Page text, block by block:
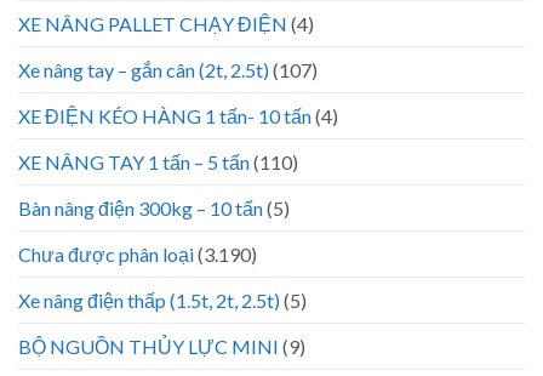
XE NÂNG PALLET CHẠY ĐIỆN (4)
Xe nâng tay – gắn cân (2t, 2.5t)(107)
XE ĐIỆN KÉO HÀNG 1 tấn- 10 tấn(4)
XE NÂNG TAY 1 tấn – 5 tấn(110)
Bàn nâng điện 300kg – 10 tấn(5)
Chưa được phân loại(3.190)
Xe nâng điện thấp (1.5t, 2t, 2.5t)(5)
BỘ NGUỒN THỦY LỰC MINI (9)